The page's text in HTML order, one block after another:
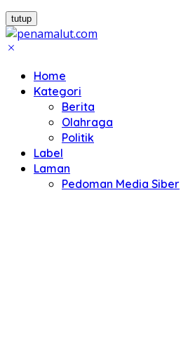
tutup
Home
Kategori
Berita
Olahraga
Politik
Label
Laman
Pedoman Media Siber